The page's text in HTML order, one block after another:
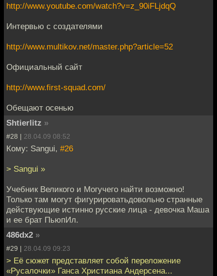
http://www.youtube.com/watch?v=z_90iFLjdqQ
Интервью с создателями
http://www.multikov.net/master.php?article=52
Официальный сайт
http://www.first-squad.com/
Обещают осенью
Shtierlitz »
#28 | 28.04.09 08:52
Кому: Sangui, #26
> Sangui »
Учебник Великого и Могучего найти возможно!
Только там могут фигурироватьдовольно странные
действующие истинно русские лица - девочка Маша
и ее брат ПьюпИл.
486dx2 »
#29 | 28.04.09 09:23
> Её сюжет представляет собой переложение
«Русалочки» Ганса Христиана Андерсена...